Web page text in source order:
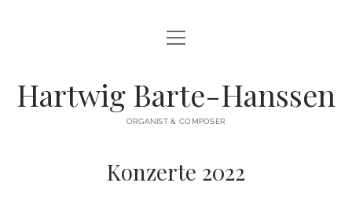
HERZLICH WILLKOMMEN
PAST CONCERTS
CD’S
Menü
öffnen
Hartwig Barte-Hanssen
ORGANIST & COMPOSER
Konzerte 2022